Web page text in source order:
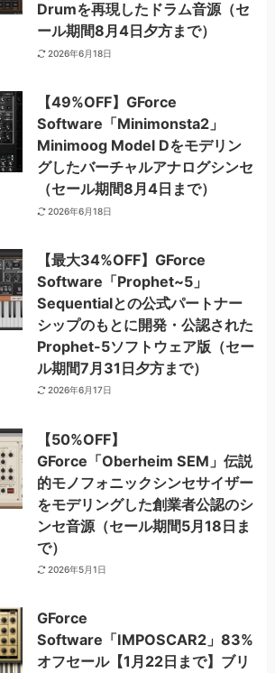
Drumを再現したドラム音源（セ
ール期間8月4日夕方まで）
2026年6月18日
【49%OFF】GForce
Software「Minimonsta2」
Minimoog Model Dをモデリン
グしたバーチャルアナログシンセ
（セール期間8月4日まで）
2026年6月18日
【最大34%OFF】GForce
Software「Prophet~5」
Sequentialとの公式パートナー
シップのもとに開発・公認された
Prophet-5ソフトウェア版（セー
ル期間7月31日夕方まで）
2026年6月17日
【50%OFF】
GForce「Oberheim SEM」伝説
的モノフォニックシンセサイザー
をモデリングした創業者公認のシ
ンセ音源（セール期間5月18日ま
で）
2026年5月1日
GForce
Software「IMPOSCAR2」83%
オフセール【1月22日まで】ブリ